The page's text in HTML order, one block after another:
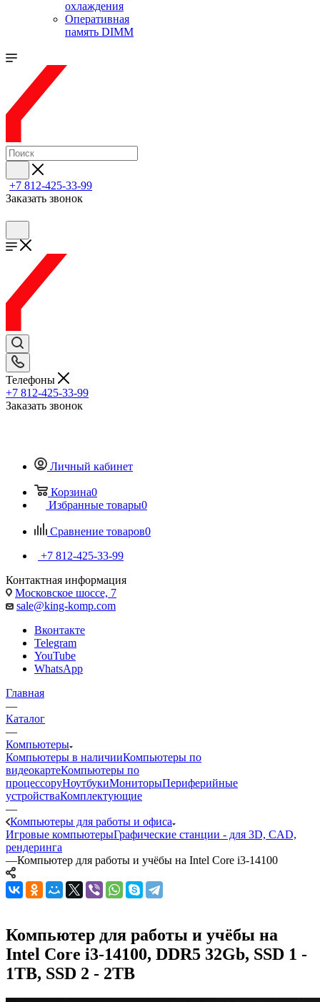
охлаждения
Оперативная
память DIMM
+7 812-425-33-99
Заказать звонок
Телефоны
+7 812-425-33-99
Заказать звонок
Личный кабинет
Корзина0
Избранные товары0
Сравнение товаров0
+7 812-425-33-99
Контактная информация
Московское шоссе, 7
sale@king-komp.com
Вконтакте
Telegram
YouTube
WhatsApp
Главная
—
Каталог
—
Компьютеры
Компьютеры в наличииКомпьютеры по
видеокартеКомпьютеры по
процессоруНоутбукиМониторыПериферийные
устройстваКомплектующие
—
Компьютеры для работы и офиса
Игровые компьютерыГрафические станции - для 3D, CAD,
рендеринга
—Компьютер для работы и учёбы на Intel Core i3-14100
Компьютер для работы и учёбы на
Intel Core i3-14100, DDR5 32Gb, SSD 1 -
1TB, SSD 2 - 2TB